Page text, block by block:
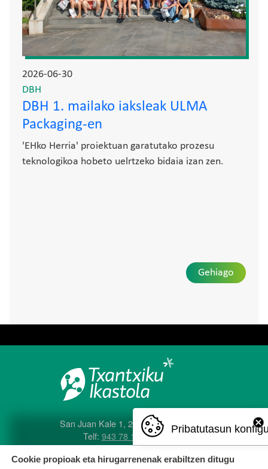
2026-06-30
DBH
DBH 1. mailako iaksleak ULMA
Packaging-en
'EHko Herria' proiektuan garatutako prozesu
teknologikoa hobeto uelrtzeko bidaia izan zen.
Gehiago
San Juan Kale 1, 20560 Oñati
Telf: 943 78 12 04
e-posta:txantxiku@ikastola.eus
Pribatutasun
Cookie propioak eta hirugarrenenak erabiltzen ditugu